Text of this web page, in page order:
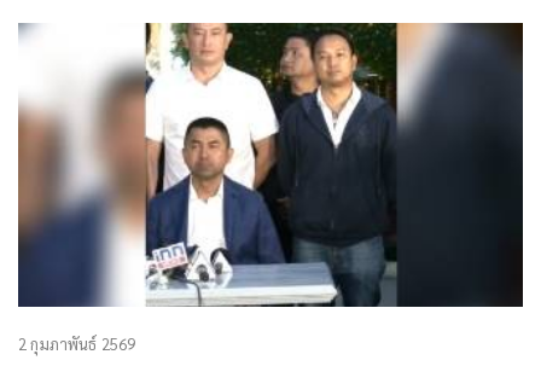
2 กุมภาพันธ์ 2569